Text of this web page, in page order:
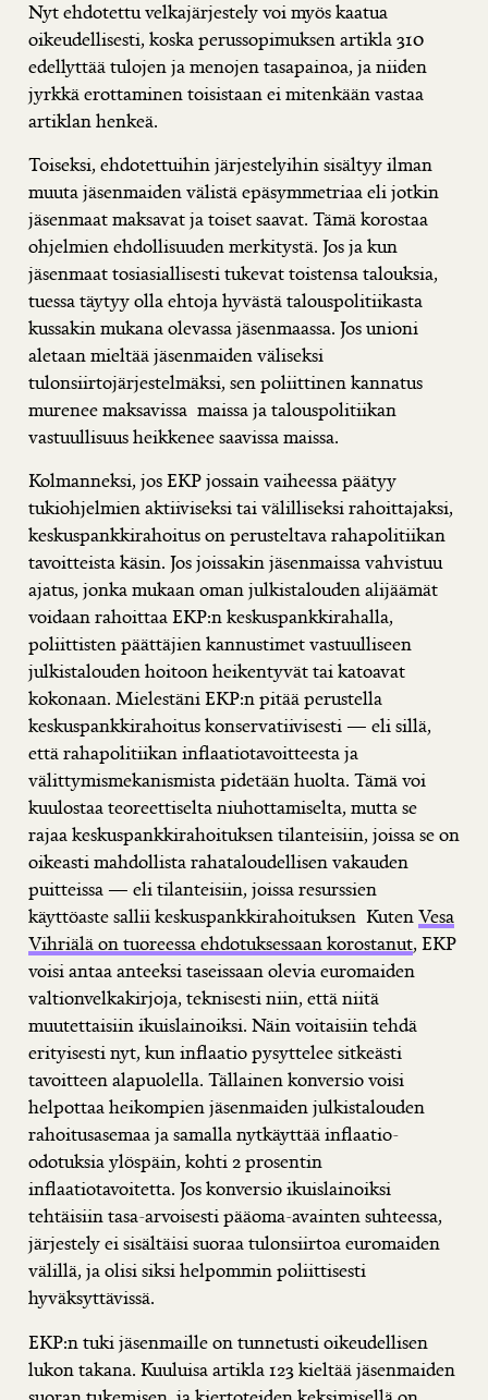
Nyt ehdotettu velkajärjestely voi myös kaatua
oikeudellisesti, koska perussopimuksen artikla 310
edellyttää tulojen ja menojen tasapainoa, ja niiden
jyrkkä erottaminen toisistaan ei mitenkään vastaa
artiklan henkeä.
Toiseksi, ehdotettuihin järjestelyihin sisältyy ilman
muuta jäsenmaiden välistä epäsymmetriaa eli jotkin
jäsenmaat maksavat ja toiset saavat. Tämä korostaa
ohjelmien ehdollisuuden merkitystä. Jos ja kun
jäsenmaat tosiasiallisesti tukevat toistensa talouksia,
tuessa täytyy olla ehtoja hyvästä talouspolitiikasta
kussakin mukana olevassa jäsenmaassa. Jos unioni
aletaan mieltää jäsenmaiden väliseksi
tulonsiirtojärjestelmäksi, sen poliittinen kannatus
murenee maksavissa maissa ja talouspolitiikan
vastuullisuus heikkenee saavissa maissa.
Kolmanneksi, jos EKP jossain vaiheessa päätyy
tukiohjelmien aktiiviseksi tai välilliseksi rahoittajaksi,
keskuspankkirahoitus on perusteltava rahapolitiikan
tavoitteista käsin. Jos joissakin jäsenmaissa vahvistuu
ajatus, jonka mukaan oman julkistalouden alijäämät
voidaan rahoittaa EKP:n keskuspankkirahalla,
poliittisten päättäjien kannustimet vastuulliseen
julkistalouden hoitoon heikentyvät tai katoavat
kokonaan. Mielestäni EKP:n pitää perustella
keskuspankkirahoitus konservatiivisesti — eli sillä,
että rahapolitiikan inflaatiotavoitteesta ja
välittymismekanismista pidetään huolta. Tämä voi
kuulostaa teoreettiselta niuhottamiselta, mutta se
rajaa keskuspankkirahoituksen tilanteisiin, joissa se on
oikeasti mahdollista rahataloudellisen vakauden
puitteissa — eli tilanteisiin, joissa resurssien
käyttöaste sallii keskuspankkirahoituksen KutenVesa
Vihriälä on tuoreessa ehdotuksessaan korostanut, EKP
voisi antaa anteeksi taseissaan olevia euromaiden
valtionvelkakirjoja, teknisesti niin, että niitä
muutettaisiin ikuislainoiksi. Näin voitaisiin tehdä
erityisesti nyt, kun inflaatio pysyttelee sitkeästi
tavoitteen alapuolella. Tällainen konversio voisi
helpottaa heikompien jäsenmaiden julkistalouden
rahoitusasemaa ja samalla nytkäyttää inflaatio-
odotuksia ylöspäin, kohti 2 prosentin
inflaatiotavoitetta. Jos konversio ikuislainoiksi
tehtäisiin tasa-arvoisesti pääoma-avainten suhteessa,
järjestely ei sisältäisi suoraa tulonsiirtoa euromaiden
välillä, ja olisi siksi helpommin poliittisesti
hyväksyttävissä.
EKP:n tuki jäsenmaille on tunnetusti oikeudellisen
lukon takana. Kuuluisa artikla 123 kieltää jäsenmaiden